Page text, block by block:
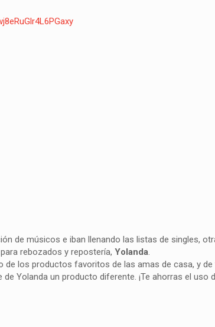
Glr4L6PGaxy
de músicos e iban llenando las listas de singles,
rebozados y repostería,Yolanda.
de los productos favoritos de las amas de casa, y
Yolanda un producto diferente. ¡Te ahorras el uso